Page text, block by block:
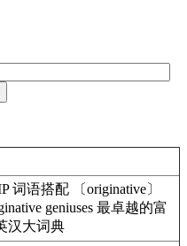
词语搭配 〔originative〕
geniuses 最卓越的富
汉大词典